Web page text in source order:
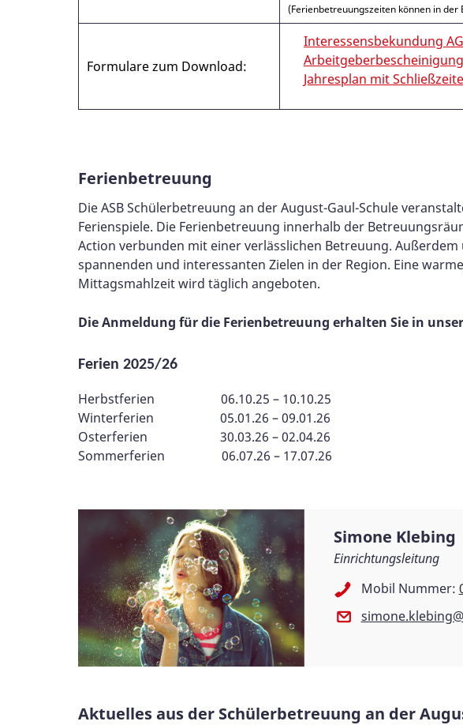
(Ferienbetreuungszeiten können in
Formulare zum Download:
Interessensbekundung
Jahresplan mit
Ferienbetreuung
Die ASB Schülerbetreuung an der August-Gaul-Schule
Ferienspiele. Die Ferienbetreuung innerhalb der
Action verbunden mit einer verlässlichen Betreuung.
spannenden und interessanten Zielen in der Region. Eine
Mittagsmahlzeit wird täglich angeboten.
Die Anmeldung für die Ferienbetreuung erhalten Sie in
Ferien 2025/26
Herbstferien 06.10.25 – 10.10.25
Winterferien 05.01.26 – 09.01.26
Osterferien 30.03.26 – 02.04.26
Sommerferien 06.07.26 – 17.07.26
Simone Klebing
Einrichtungsleitung
Mobil Nummer:
Aktuelles aus der Schülerbetreuung an der